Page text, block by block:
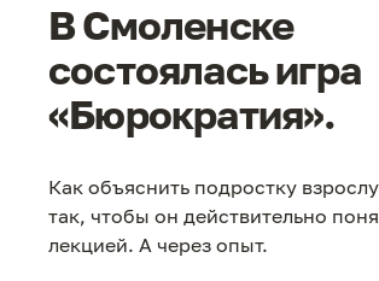
В Смоленске
состоялась игра
«Бюрократия».
Как объяснить подростку
так, чтобы он действительно
лекцией. А через опыт.